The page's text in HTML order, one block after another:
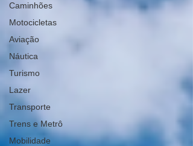
Caminhões
Motocicletas
Aviação
Náutica
Turismo
Lazer
Transporte
Trens e Metrô
Mobilidade